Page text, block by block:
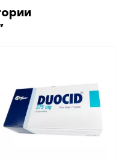
20шт
с доставкой в
Для этого Вы
на сайте или
301 52 86